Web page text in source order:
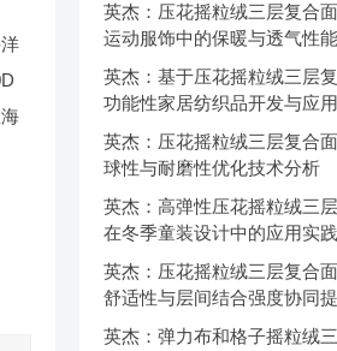
英杰：压花摇粒绒三层复合
运动服饰中的保暖与透气性
英杰：基于压花摇粒绒三层
功能性家居纺织品开发与应用
英杰：压花摇粒绒三层复合
球性与耐磨性优化技术分析
英杰：高弹性压花摇粒绒三
在冬季童装设计中的应用实践
英杰：压花摇粒绒三层复合
舒适性与层间结合强度协同
英杰：弹力布和格子摇粒绒